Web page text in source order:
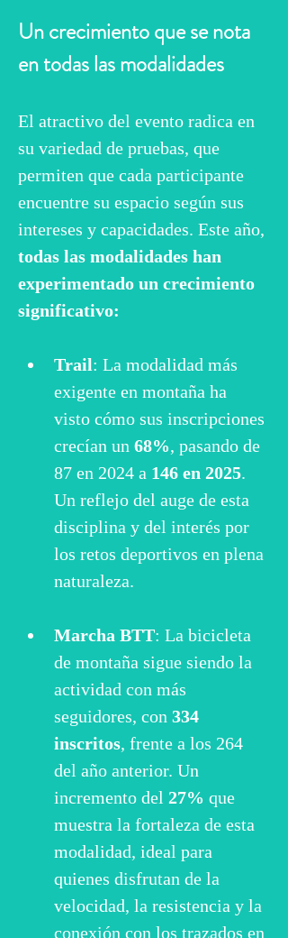
Un crecimiento que se nota
en todas las modalidades
El atractivo del evento radica en
su variedad de pruebas, que
permiten que cada participante
encuentre su espacio según sus
intereses y capacidades. Este año,
todas las modalidades han
experimentado un crecimiento
significativo:
Trail: La modalidad más
exigente en montaña ha
visto cómo sus inscripciones
crecían un 68%, pasando de
87 en 2024 a 146 en 2025.
Un reflejo del auge de esta
disciplina y del interés por
los retos deportivos en plena
naturaleza.
Marcha BTT: La bicicleta
de montaña sigue siendo la
actividad con más
seguidores, con 334
inscritos, frente a los 264
del año anterior. Un
incremento del 27% que
muestra la fortaleza de esta
modalidad, ideal para
quienes disfrutan de la
velocidad, la resistencia y la
conexión con los trazados en